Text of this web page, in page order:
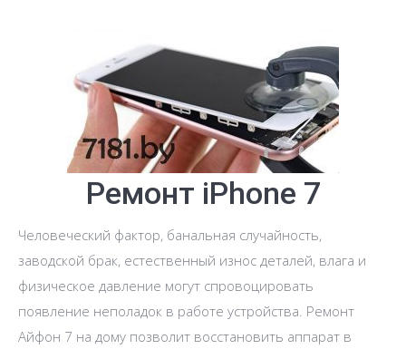
Ремонт iPhone 7
Человеческий фактор, банальная случайность,
заводской брак, естественный износ деталей, влага и
физическое давление могут спровоцировать
появление неполадок в работе устройства. Ремонт
Айфон 7 на дому позволит восстановить аппарат в